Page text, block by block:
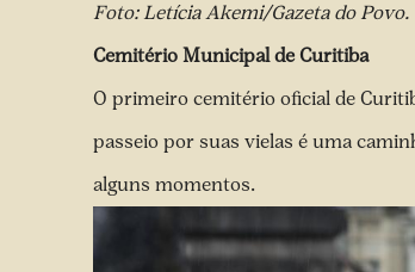
Foto: Letícia Akemi/Gazeta do Povo.
Cemitério Municipal de Curitiba
O primeiro cemitério oficial de
passeio por suas vielas é uma
alguns momentos.